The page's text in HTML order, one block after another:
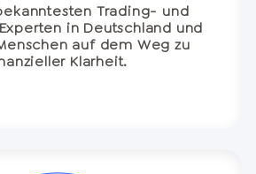
Trading- und
in Deutschland und
auf dem Weg zu
Klarheit.